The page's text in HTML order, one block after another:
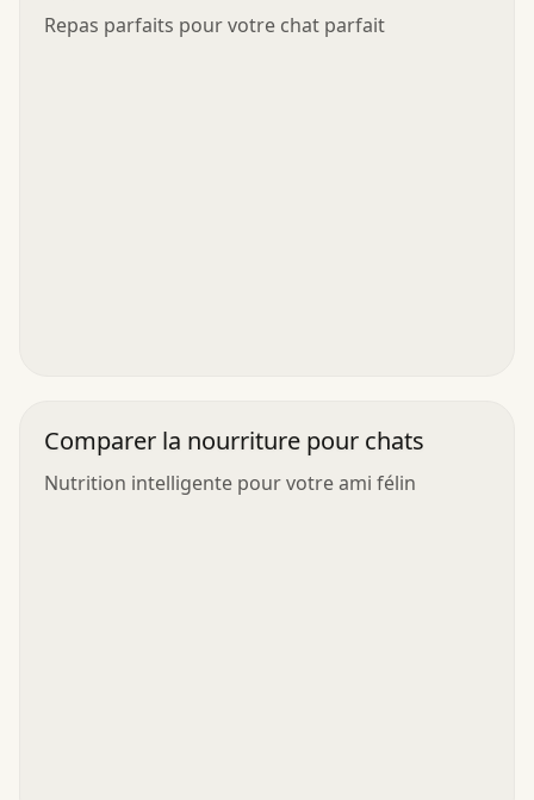
Repas parfaits pour votre chat parfait
Comparer la nourriture pour chats
Nutrition intelligente pour votre ami félin